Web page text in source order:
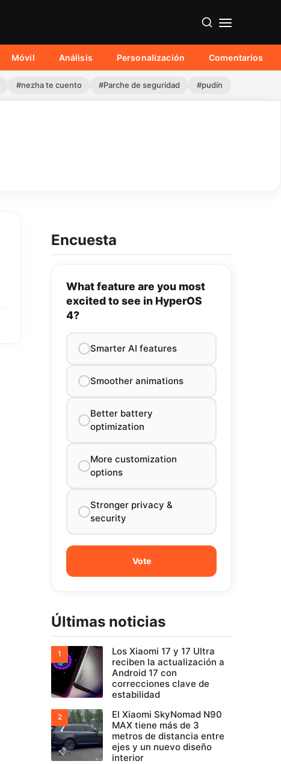
Móvil Análisis Personalización Comentarios
#nezha te cuento #Parche de seguridad #pudín
Encuesta
What feature are you most
excited to see in HyperOS
4?
Smarter AI features
Smoother animations
Better battery
optimization
More customization
options
Stronger privacy &
security
Últimas noticias
Los Xiaomi 17 y 17 Ultra
reciben la actualización a
Android 17 con
correcciones clave de
estabilidad
El Xiaomi SkyNomad N90
MAX tiene más de 3
metros de distancia entre
ejes y un nuevo diseño
interior